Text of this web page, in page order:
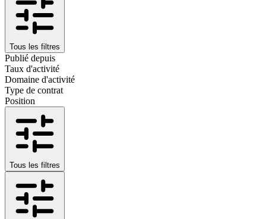
Tous les filtres
Publié depuis
Taux d'activité
Domaine d'activité
Type de contrat
Position
Tous les filtres